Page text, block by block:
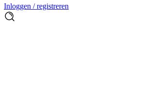
Inloggen / registreren